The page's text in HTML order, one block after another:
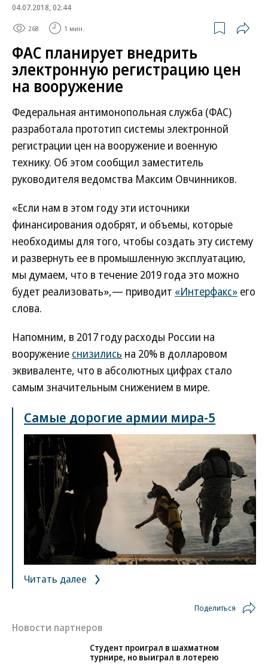
04.07.2018, 02:44
268 1 мин.
ФАС планирует внедрить
электронную регистрацию цен
на вооружение
Федеральная антимонопольная служба (ФАС)
разработала прототип системы электронной
регистрации цен на вооружение и военную
технику. Об этом сообщил заместитель
руководителя ведомства Максим Овчинников.
«Если нам в этом году эти источники
финансирования одобрят, и объемы, которые
необходимы для того, чтобы создать эту систему
и развернуть ее в промышленную эксплуатацию,
мы думаем, что в течение 2019 года это можно
будет реализовать»,— приводит «Интерфакс» его
слова.
Напомним, в 2017 году расходы России на
вооружение снизились на 20% в долларовом
эквиваленте, что в абсолютных цифрах стало
самым значительным снижением в мире.
Самые дорогие армии мира-5
Читать далее
Поделиться
Новости партнеров
Студент проиграл в шахматном
турнире, но выиграл в лотерею